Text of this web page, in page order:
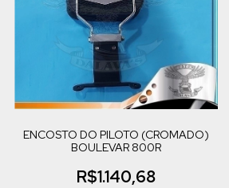
ENCOSTO DO PILOTO (CROMADO)
BOULEVAR 800R
R$1.140,68